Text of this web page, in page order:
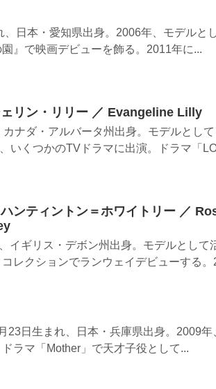
日本・愛知県出身。2006年、モデルと
』で映画デビューを飾る。2011年に...
リン・リリー ／ Evangeline Lilly
ナダ・アルバータ州出身。モデルとし
いくつかのTVドラマに出演。ドラマ「
ンティントン＝ホワイトリー ／
イギリス・デボン州出身。モデルとして
レクションでランウェイデビューする。
23日生まれ、日本・兵庫県出身。2009年
ラマ「Mother」で天才子役として...